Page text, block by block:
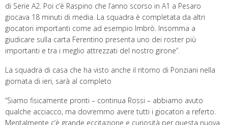
di Serie A2. Poi c’è Raspino che l’anno scorso in A1 a Pesaro
giocava 18 minuti di media. La squadra è completata da altri
giocatori importanti come ad esempio Imbrò. Insomma a
giudicare sulla carta Ferentino presenta uno dei roster più
importanti e tra i meglio attrezzati del nostro girone”.
La squadra di casa che ha visto anche il ritorno di Ponziani nella
giornata di ieri, sarà al completo
“Siamo fisicamente pronti – continua Rossi – abbiamo avuto
qualche acciacco, ma dovremmo avere tutti i giocatori a referto.
Mentalmente c’è grande eccitazione e curiosità per questa nuova